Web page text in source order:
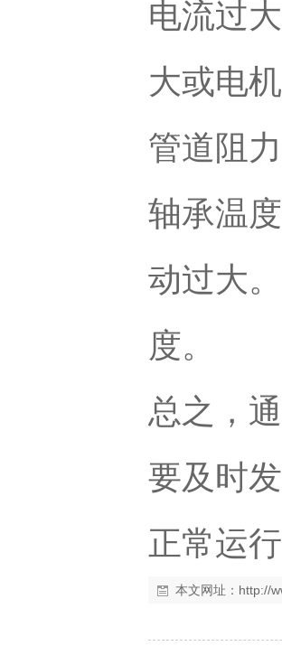
电流过
大或电
管道阻
轴承温
动过大
度。
总之，
要及时
正常运
本文网址： http://